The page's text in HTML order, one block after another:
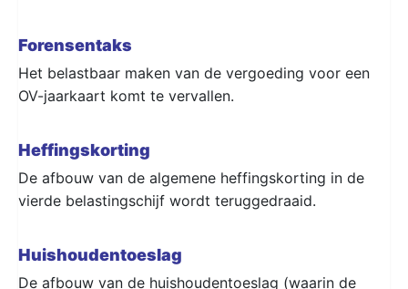
Forensentaks
Het belastbaar maken van de vergoeding voor een
OV-jaarkaart komt te vervallen.
Heffingskorting
De afbouw van de algemene heffingskorting in de
vierde belastingschijf wordt teruggedraaid.
Huishoudentoeslag
De afbouw van de huishoudentoeslag (waarin de